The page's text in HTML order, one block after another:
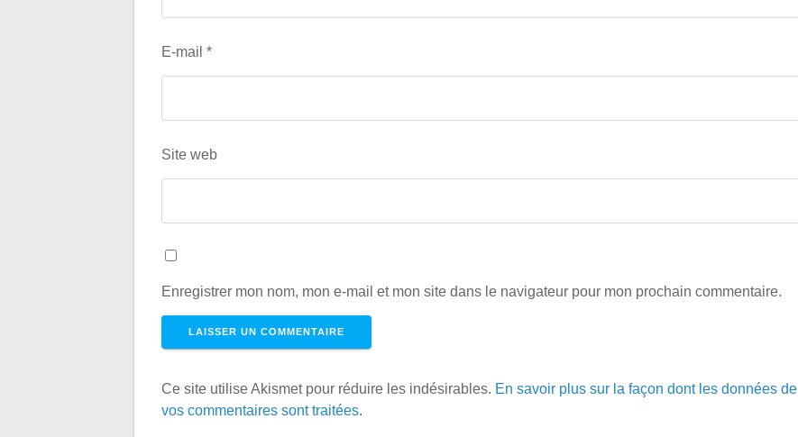
E-mail*
Site web
Enregistrer mon nom, mon e-mail et mon site dans le navigateur pour mon prochain commentaire.
Ce site utilise Akismet pour réduire les indésirables. En savoir plus sur la façon dont les données de
vos commentaires sont traitées.